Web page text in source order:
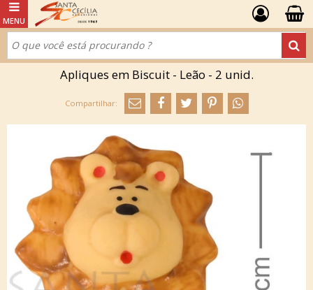
Apliques em Biscuit - Leão - 2 unid.